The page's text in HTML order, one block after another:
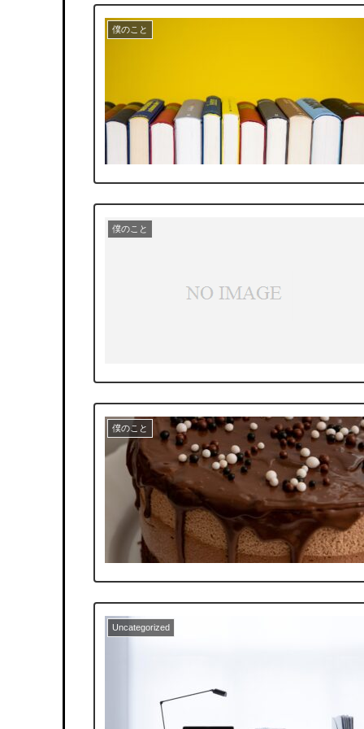
僕のこと
僕のこと
僕のこと
Uncategorized